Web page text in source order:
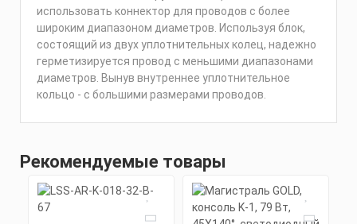
использовать коннектор для проводов с более
широким диапазоном диаметров. Используя блок,
состоящий из двух уплотнительных колец, надежно
герметизируется провод с меньшими диапазонами
диаметров. Вынув внутреннее уплотнительное
кольцо - с большими размерами проводов.
Рекомендуемые товары